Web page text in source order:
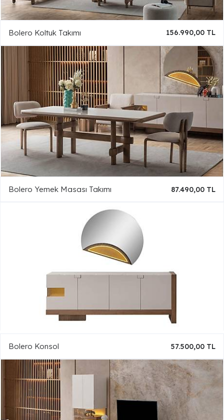
Bolero Koltuk Takımı 156.990,00 TL
Bolero Yemek Masası Takımı 87.490,00 TL
Bolero Konsol 57.500,00 TL